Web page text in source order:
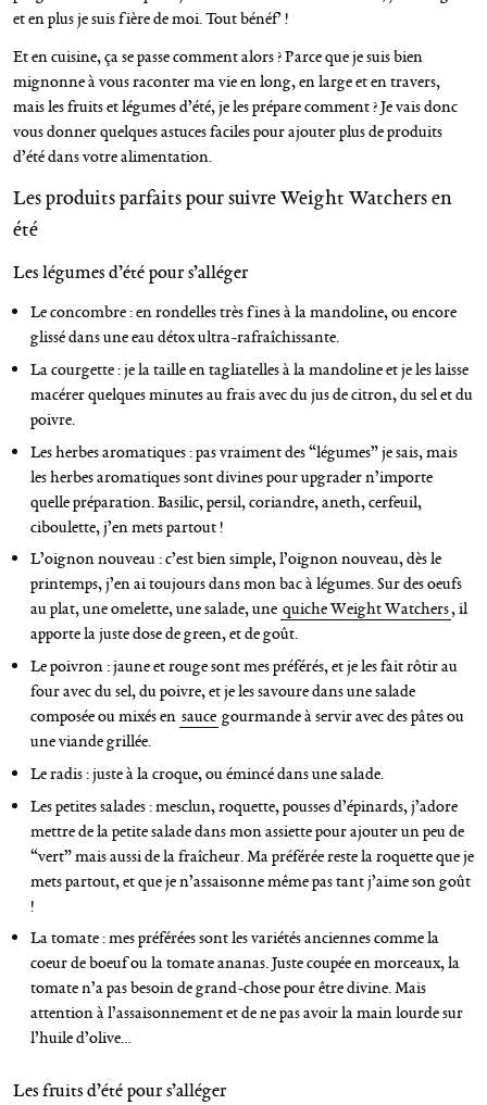
et en plus je suis fière de moi. Tout bénéf’ !
Et en cuisine, ça se passe comment alors ? Parce que je suis bien
mignonne à vous raconter ma vie en long, en large et en travers,
mais les fruits et légumes d’été, je les prépare comment ? Je vais donc
vous donner quelques astuces faciles pour ajouter plus de produits
d’été dans votre alimentation.
Les produits parfaits pour suivre Weight Watchers en
été
Les légumes d’été pour s’alléger
Le concombre : en rondelles très fines à la mandoline, ou encore
glissé dans une eau détox ultra-rafraîchissante.
La courgette : je la taille en tagliatelles à la mandoline et je les laisse
macérer quelques minutes au frais avec du jus de citron, du sel et du
poivre.
Les herbes aromatiques : pas vraiment des “légumes” je sais, mais
les herbes aromatiques sont divines pour upgrader n’importe
quelle préparation. Basilic, persil, coriandre, aneth, cerfeuil,
ciboulette, j’en mets partout !
L’oignon nouveau : c’est bien simple, l’oignon nouveau, dès le
printemps, j’en ai toujours dans mon bac à légumes. Sur des oeufs
au plat, une omelette, une salade, une quiche Weight Watchers, il
apporte la juste dose de green, et de goût.
Le poivron : jaune et rouge sont mes préférés, et je les fait rôtir au
four avec du sel, du poivre, et je les savoure dans une salade
composée ou mixés en sauce gourmande à servir avec des pâtes ou
une viande grillée.
Le radis : juste à la croque, ou émincé dans une salade.
Les petites salades : mesclun, roquette, pousses d’épinards, j’adore
mettre de la petite salade dans mon assiette pour ajouter un peu de
“vert” mais aussi de la fraîcheur. Ma préférée reste la roquette que je
mets partout, et que je n’assaisonne même pas tant j’aime son goût
!
La tomate : mes préférées sont les variétés anciennes comme la
coeur de boeuf ou la tomate ananas. Juste coupée en morceaux, la
tomate n’a pas besoin de grand-chose pour être divine. Mais
attention à l’assaisonnement et de ne pas avoir la main lourde sur
l’huile d’olive…
Les fruits d’été pour s’alléger